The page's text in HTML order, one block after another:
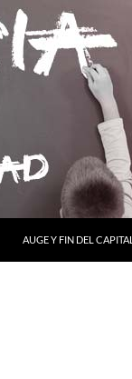
AUGE Y FIN DEL